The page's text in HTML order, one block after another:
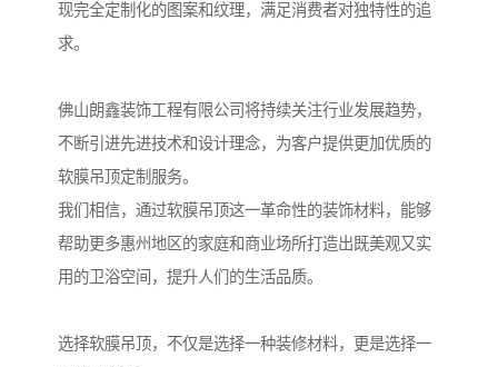
现完全定制化的图案和纹理，满足消费者对独特性的追
求。
佛山朗鑫装饰工程有限公司将持续关注行业发展趋势，
不断引进先进技术和设计理念，为客户提供更加优质的
软膜吊顶定制服务。
我们相信，通过软膜吊顶这一革命性的装饰材料，能够
帮助更多惠州地区的家庭和商业场所打造出既美观又实
用的卫浴空间，提升人们的生活品质。
选择软膜吊顶，不仅是选择一种装修材料，更是选择一